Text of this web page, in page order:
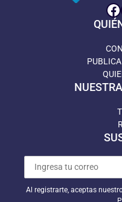
Al registrarte, aceptas